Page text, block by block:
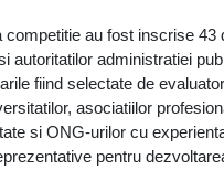
competitie au fost inscrise 43
autoritatilor administratiei
fiind selectate de
asociatiilor
si ONG-urilor cu
pentru